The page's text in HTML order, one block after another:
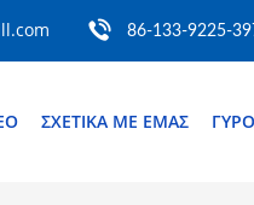
86-133-9225-
ΣΧΕΤΙΚΆ ΜΕ ΕΜΆΣ